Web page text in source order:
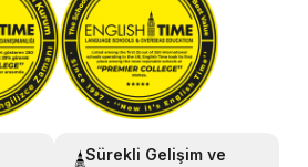
Sürekli Gelişim ve